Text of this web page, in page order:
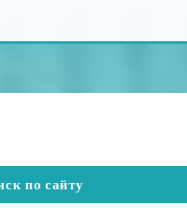
по сайту